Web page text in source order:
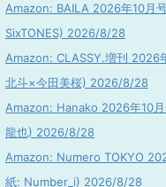
Amazon: BAILA 2026年10月
SixTONES) 2026/8/28
Amazon: CLASSY.増刊 2026
北斗×今田美桜) 2026/8/28
Amazon: Hanako 2026年10
龍也) 2026/8/28
Amazon: Numero TOKYO
紙: Number_i) 2026/8/28